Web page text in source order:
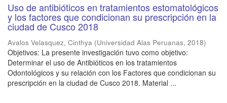
Uso de antibióticos en tratamientos estomatológicos
y los factores que condicionan su prescripción en la
ciudad de Cusco 2018
Avalos Velasquez, Cinthya (Universidad Alas Peruanas, 2018)
Objetivos: La presente investigación tuvo como objetivo:
Determinar el uso de Antibióticos en los tratamientos
Odontológicos y su relación con los Factores que condicionan su
prescripción en la ciudad de Cusco 2018. Material ...